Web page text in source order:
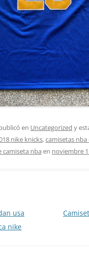
en Uncategorized y
nike knicks,camisetas
camiseta nba en noviembre
usa
nike